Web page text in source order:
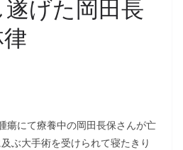
遂げた岡田長
瘍にて療養中の岡田長保さんが亡
ぶ大手術を受けられて寝たきり